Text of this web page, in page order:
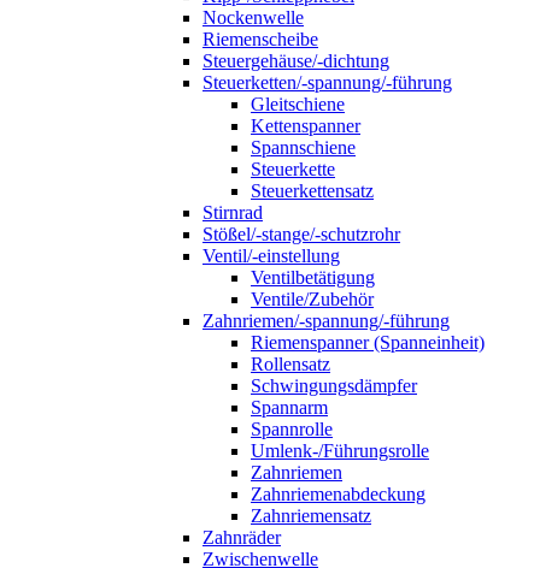
Nockenwelle
Riemenscheibe
Steuergehäuse/-dichtung
Steuerketten/-spannung/-führung
Gleitschiene
Kettenspanner
Spannschiene
Steuerkette
Steuerkettensatz
Stirnrad
Stößel/-stange/-schutzrohr
Ventil/-einstellung
Ventilbetätigung
Ventile/Zubehör
Zahnriemen/-spannung/-führung
Riemenspanner (Spanneinheit)
Rollensatz
Schwingungsdämpfer
Spannarm
Spannrolle
Umlenk-/Führungsrolle
Zahnriemen
Zahnriemenabdeckung
Zahnriemensatz
Zahnräder
Zwischenwelle